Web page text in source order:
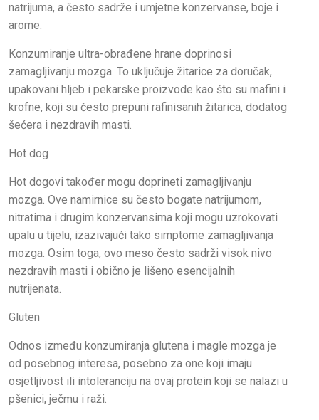
natrijuma, a često sadrže i umjetne konzervanse, boje i
arome.
Konzumiranje ultra-obrađene hrane doprinosi
zamagljivanju mozga. To uključuje žitarice za doručak,
upakovani hljeb i pekarske proizvode kao što su mafini i
krofne, koji su često prepuni rafinisanih žitarica, dodatog
šećera i nezdravih masti.
Hot dog
Hot dogovi također mogu doprineti zamagljivanju
mozga. Ove namirnice su često bogate natrijumom,
nitratima i drugim konzervansima koji mogu uzrokovati
upalu u tijelu, izazivajući tako simptome zamagljivanja
mozga. Osim toga, ovo meso često sadrži visok nivo
nezdravih masti i obično je lišeno esencijalnih
nutrijenata.
Gluten
Odnos između konzumiranja glutena i magle mozga je
od posebnog interesa, posebno za one koji imaju
osjetljivost ili intoleranciju na ovaj protein koji se nalazi u
pšenici, ječmu i raži.